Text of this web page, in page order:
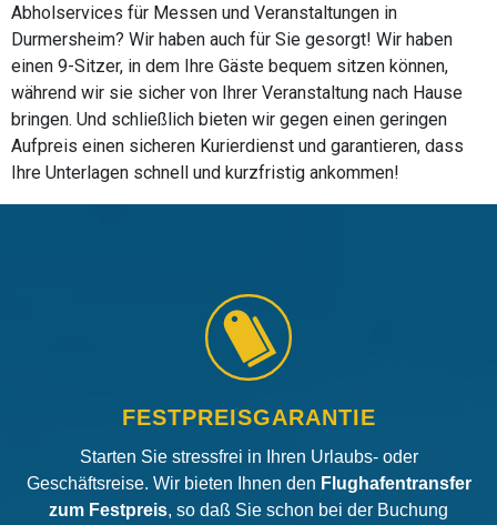
Abholservices für Messen und Veranstaltungen in
Durmersheim? Wir haben auch für Sie gesorgt! Wir haben
einen 9-Sitzer, in dem Ihre Gäste bequem sitzen können,
während wir sie sicher von Ihrer Veranstaltung nach Hause
bringen. Und schließlich bieten wir gegen einen geringen
Aufpreis einen sicheren Kurierdienst und garantieren, dass
Ihre Unterlagen schnell und kurzfristig ankommen!
FESTPREISGARANTIE
Starten Sie stressfrei in Ihren Urlaubs- oder
Geschäftsreise. Wir bieten Ihnen den Flughafentransfer
zum Festpreis, so daß Sie schon bei der Buchung